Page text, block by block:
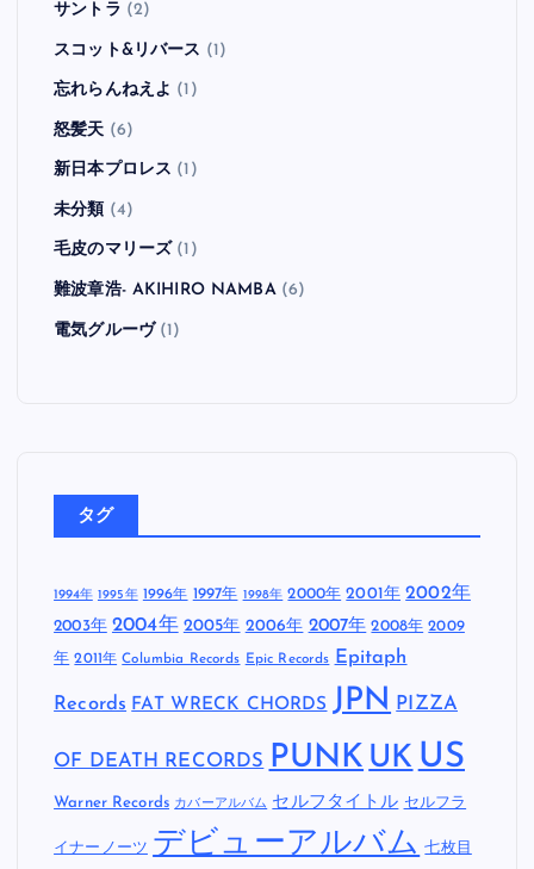
サントラ (2)
スコット&リバース (1)
忘れらんねえよ (1)
怒髪天 (6)
新日本プロレス (1)
未分類 (4)
毛皮のマリーズ (1)
難波章浩- AKIHIRO NAMBA(6)
電気グルーヴ(1)
タグ
1994年 1995年 1996年 1997年 1998年 2000年 2001年 2002年
2003年 2004年 2005年 2006年 2007年 2008年 2009
年 2011年 Columbia Records Epic Records Epitaph
Records FAT WRECK CHORDS JPN PIZZA
OF DEATH RECORDS PUNK UK US
Warner Records カバーアルバム セルフタイトル セルフラ
イナーノーツ デビューアルバム 七枚目